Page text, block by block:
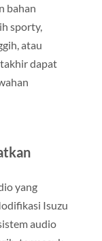
bahan
sporty,
atau
dapat
yang
Isuzu
audio